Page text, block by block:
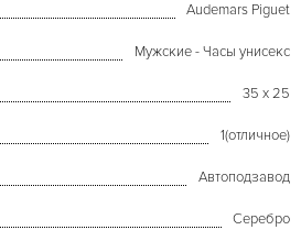
Audemars Piguet
Мужские - Часы унисекс
35 x 25
1(отличное)
Автоподзавод
Серебро